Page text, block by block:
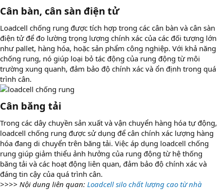
Cân bàn, cân sàn điện tử
Loadcell chống rung được tích hợp trong các cân bàn và cân sàn
điện tử để đo lường trọng lượng chính xác của các đối tượng lớn
như pallet, hàng hóa, hoặc sản phẩm công nghiệp. Với khả năng
chống rung, nó giúp loại bỏ tác động của rung động từ môi
trường xung quanh, đảm bảo độ chính xác và ổn định trong quá
trình cân.
Cân băng tải
Trong các dây chuyền sản xuất và vận chuyển hàng hóa tự động,
loadcell chống rung được sử dụng để cân chính xác lượng hàng
hóa đang di chuyển trên băng tải. Việc áp dụng loadcell chống
rung giúp giảm thiểu ảnh hưởng của rung động từ hệ thống
băng tải và các hoạt động liên quan, đảm bảo độ chính xác và
đáng tin cậy của quá trình cân.
>>>> Nội dung liên quan: Loadcell silo chất lượng cao từ nhà